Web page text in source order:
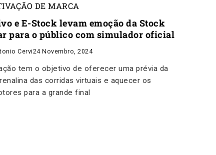
DE MARCA
e E-Stock levam emoção da Stock
para o público com simulador oficial
Cervi24 Novembro, 2024
tem o objetivo de oferecer uma prévia da
das corridas virtuais e aquecer os
para a grande final